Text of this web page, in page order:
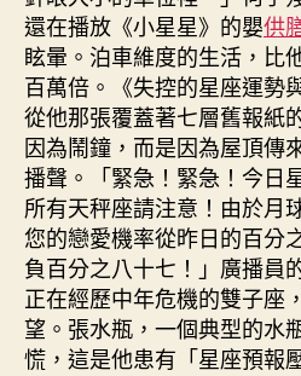
還在播放《小星星》的嬰供
眩暈。泊車維度的生活，比
百萬倍。《失控的星座運勢
從他那張覆蓋著七層舊報紙
因為鬧鐘，而是因為屋頂傳
播聲。「緊急！緊急！今日
所有天秤座請注意！由於月
您的戀愛機率從昨日的百分
負百分之八十七！」廣播員
正在經歷中年危機的雙子座
望。張水瓶，一個典型的水
慌，這是他患有「星座預報